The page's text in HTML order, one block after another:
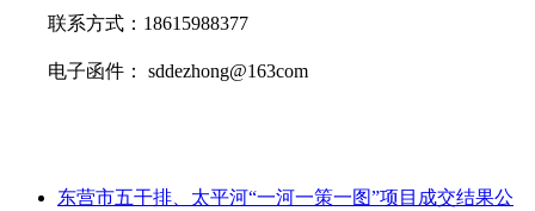
联系方式： 18615988377
电子函件： sddezhong@163com
东营市五干排、太平河“一河一策一图”项目成交结果公